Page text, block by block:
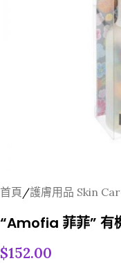
首頁 /護膚用品 Skin
“Amofia 菲菲” 有
$152.00